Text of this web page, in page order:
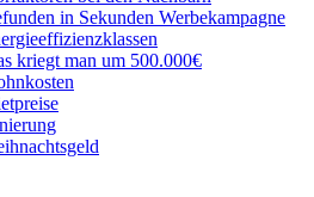
in Sekunden Werbekampagne
kriegt man um 500.000€